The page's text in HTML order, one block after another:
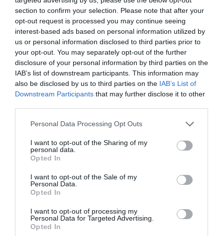
section to confirm your selection. Please note that after your
opt-out request is processed you may continue seeing
interest-based ads based on personal information utilized by
us or personal information disclosed to third parties prior to
your opt-out. You may separately opt-out of the further
disclosure of your personal information by third parties on the
IAB’s list of downstream participants. This information may
also be disclosed by us to third parties on the IAB’s List of
Downstream Participants that may further disclose it to other
Personal Data Processing Opt Outs
I want to opt-out of the Sharing of my
personal data.
Opted In
I want to opt-out of the Sale of my
Personal Data.
Opted In
I want to opt-out of processing my
Personal Data for Targeted Advertising.
Opted In